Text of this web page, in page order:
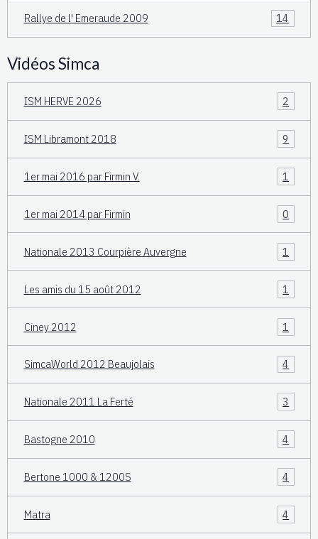
Rallye de l' Emeraude 2009 14
Vidéos Simca
ISM HERVE 2026 2
ISM Libramont 2018 9
1er mai 2016 par Firmin V. 1
1er mai 2014 par Firmin 0
Nationale 2013 Courpière Auvergne 1
Les amis du 15 août 2012 1
Ciney 2012 1
SimcaWorld 2012 Beaujolais 4
Nationale 2011 La Ferté 3
Bastogne 2010 4
Bertone 1000 & 1200S 4
Matra 4